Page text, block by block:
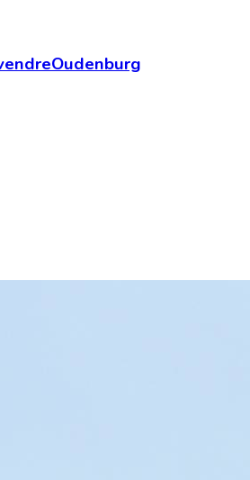
Oudenburg